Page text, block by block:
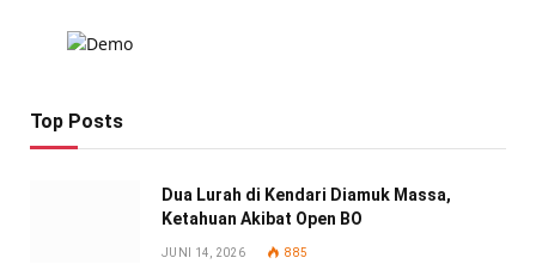
Top Posts
Dua Lurah di Kendari Diamuk Massa,
Ketahuan Akibat Open BO
JUNI 14, 2026 885